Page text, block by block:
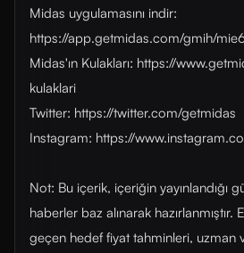
Midas uygulamasını indir:
https://app.getmidas.com/gmih/
Midas'ın Kulakları: https://
kulaklari
Twitter: https://twitter.com/getmidas
Instagram: https://
Not: Bu içerik, içeriğin yayınlandığı
haberler baz alınarak
geçen hedef fiyat tahminleri, uzman